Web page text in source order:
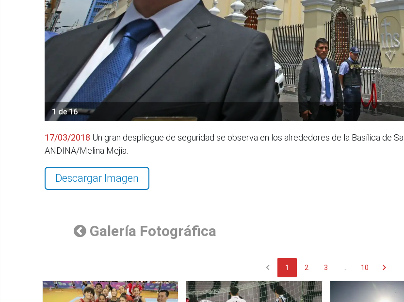
1 de 16
17/03/2018 Un gran despliegue de seguridad se observa en los alrededores de la Basílica de
ANDINA/Melina Mejía.
Descargar Imagen
Galería Fotográfica
chevron_left 1 2 3 10 chevron_right